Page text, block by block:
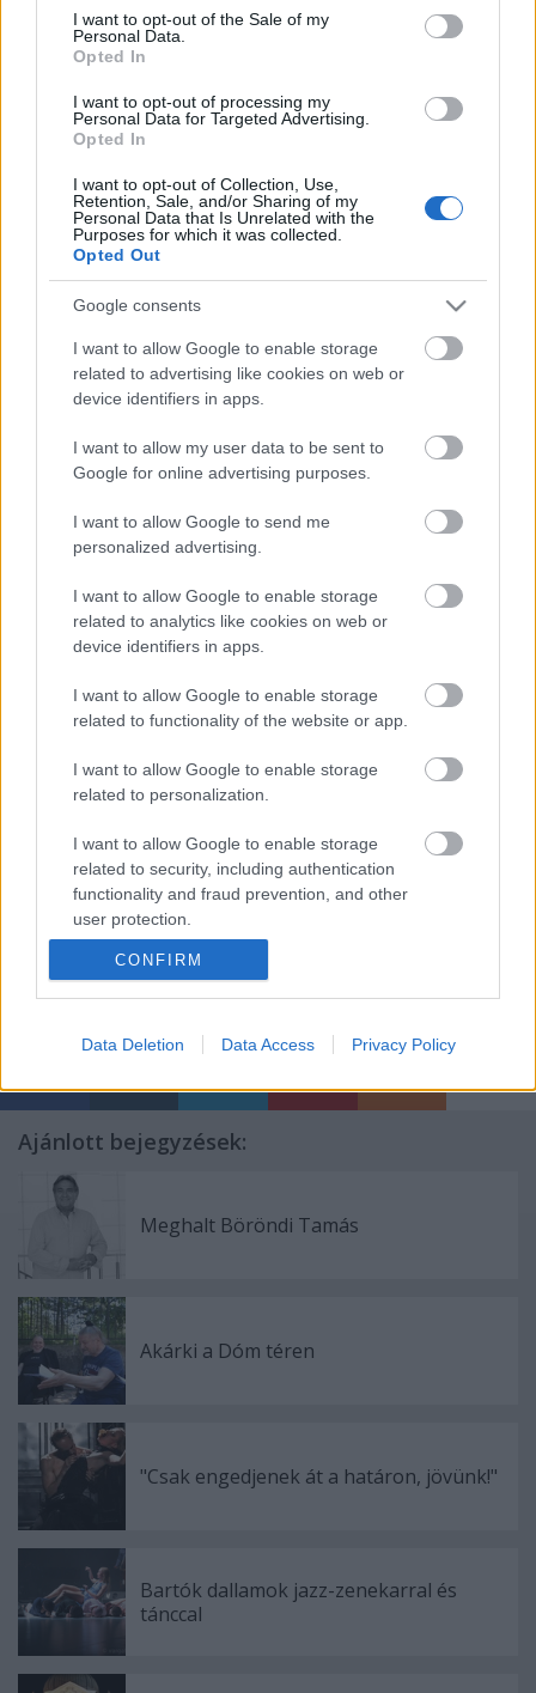
consent section.
I want to opt-out of the Sale of my
Personal Data.
Opted In
I want to opt-out of processing my
Personal Data for Targeted Advertising.
Opted In
I want to opt-out of Collection, Use,
Retention, Sale, and/or Sharing of my
Personal Data that Is Unrelated with the
Purposes for which it was collected.
Opted Out
Google consents
I want to allow Google to enable storage
related to advertising like cookies on web or
device identifiers in apps.
I want to allow my user data to be sent to
Google for online advertising purposes.
I want to allow Google to send me
personalized advertising.
I want to allow Google to enable storage
related to analytics like cookies on web or
device identifiers in apps.
I want to allow Google to enable storage
related to functionality of the website or app.
I want to allow Google to enable storage
related to personalization.
I want to allow Google to enable storage
related to security, including authentication
functionality and fraud prevention, and other
user protection.
CONFIRM
Data Deletion Data Access Privacy Policy
és annak áttételes hatásai gyakorlatilag
megszüntetnék az egészséges és a művészi
nyugati demokráciák egyik alapvető értéke, és
amely a rendszerváltozás egyik legfontosabb
releváns példát sehol a fejlett világban és nem látjuk
költséghatékonysági előnyét sem. Ugyanakkor
biztosra vesszük, hogy a művészeti és gazdasági
irányítás ilyen példa nélküli központosítása rövid
idő alatt a művészialkotói szabadság és lehetőségek
jelentős beszűkülését okozná - aminek zenei
tradícióink, a hazai közönség és muzsikusaink
egyaránt kárát látnák.
Kérjük a döntéshozókat, hogy mielőbb nyugtassák
meg a hazai muzsikus-társadalmat, hogy a fenti
terv megvalósulásától és annak beláthatatlan
következményeitől nem kell tartaniuk és egyben
kérjük, hogy stratégiai elképzeléseiket osszák meg a
szakmai szervezetekkel. Bár a döntések joga és
felelőssége a döntéshozóké, hisszük, hogy a magyar
zene jövője olyan közös ügy, amelyről nem szabad
és nem érdemes zárt ajtók mögött, a minimális
szakmai konzultációt is mellőzve dönteni. Ennek
jegyében felajánljuk konzultációs készségünket a
A Magyar Zenei Tanács Elnöksége
(Levelünket megküldjük az érintett intézményeknek és az
MTI-nek.)
Ajánlott bejegyzések:
Meghalt Böröndi Tamás
Akárki a Dóm téren
"Csak engedjenek át a határon, jövünk!"
Bartók dallamok jazz-zenekarral és
tánccal